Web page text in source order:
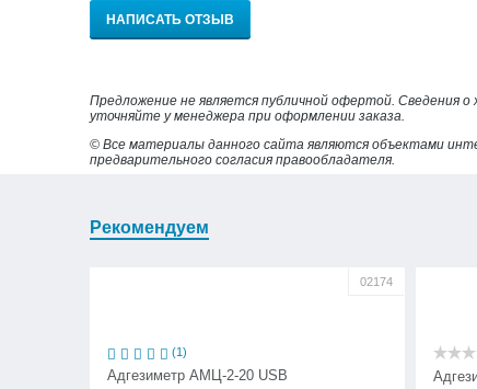
НАПИСАТЬ ОТЗЫВ
Предложение не является публичной офертой. Сведения
уточняйте у менеджера при оформлении заказа.
© Все материалы данного сайта являются объектами
предварительного согласия правообладателя.
Рекомендуем
02174
(1)
Адгезиметр АМЦ-2-20 USB